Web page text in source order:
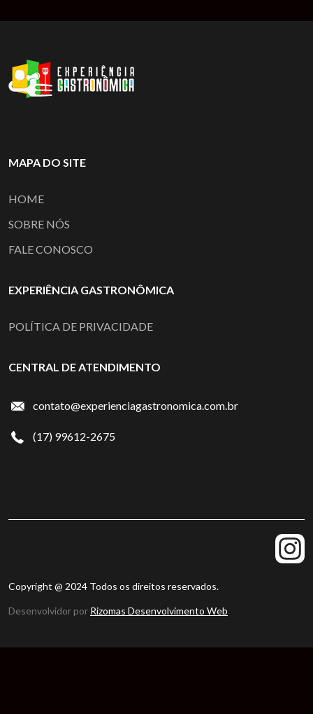
MAPA DO SITE
HOME
SOBRE NÓS
FALE CONOSCO
EXPERIÊNCIA GASTRONÔMICA
POLÍTICA DE PRIVACIDADE
CENTRAL DE ATENDIMENTO
contato@experienciagastronomica.com.br
(17) 99612-2675
Copyright @ 2024 Todos os direitos reservados.
Desenvolvidor por Rizomas Desenvolvimento Web